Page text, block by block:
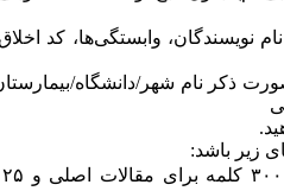
وابستگی‌ها، کد اخلاق،
ذکر نام شهر/دانشگاه/بیمارستان
باشد:
 چکیده ساختاریافته (حداکثر ۳۰۰ کلمه برای مقالات اصلی و ۱۲۵